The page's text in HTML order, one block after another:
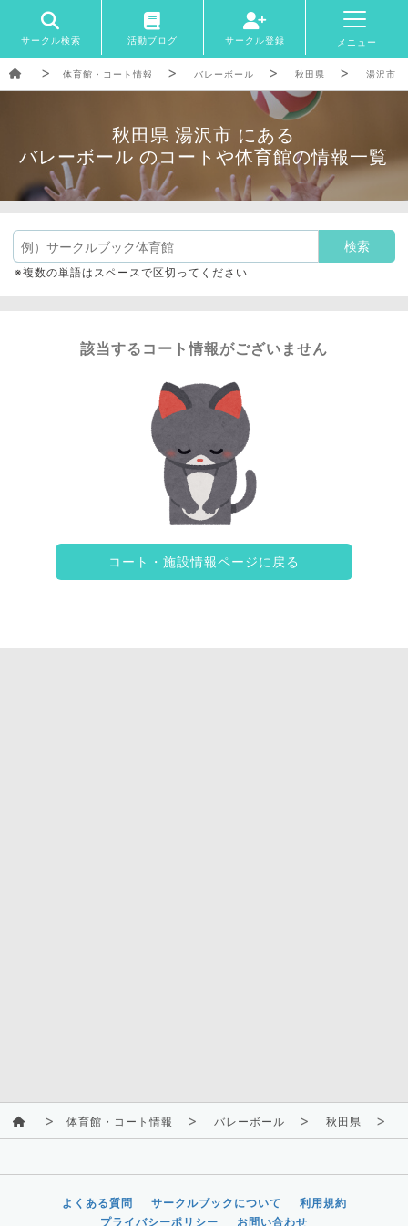
サークル検索 活動ブログ サークル登録 メニュー
体育館・コート情報 バレーボール 秋田県 湯沢市
秋田県 湯沢市 にある
バレーボール のコートや体育館の情報一覧
※複数の単語はスペースで区切ってください
該当するコート情報がございません
コート・施設情報ページに戻る
体育館・コート情報 バレーボール 秋田県
よくある質問 サークルブックについて
利用規約
プライバシーポリシー
お問い合わせ